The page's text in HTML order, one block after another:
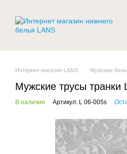
Интернет-магазин LANS Мужское
Мужские трусы
В наличии Артикул: L 06-005s